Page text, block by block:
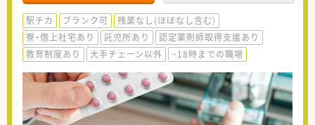
駅チカ ブランク可
残業なし(ほぼなし含む)
寮・借上社宅あり
託児所あり
認定薬剤師取得支援あり
教育制度あり
大手チェーン以外 ~18時までの職場